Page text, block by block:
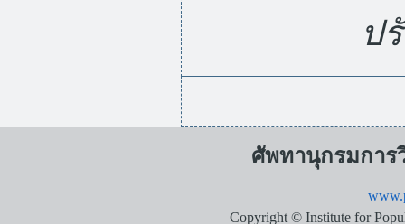
ป
ศัพทานุกรมการ
Copyright © Institute for